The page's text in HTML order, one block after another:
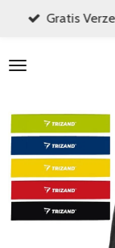
naar
hoofdinhoud
Gratis